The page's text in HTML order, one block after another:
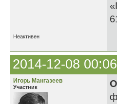
Неактивен
2014-12-08
Игорь Мангазеев
Участник